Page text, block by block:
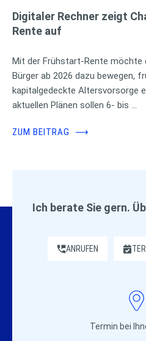
Digitaler Rechner zeigt
Rente auf
Mit der Frühstart-Rente möchte
Bürger ab 2026 dazu bewegen,
kapitalgedeckte Altersvorsorge
aktuellen Plänen sollen 6- bis …
ZUM BEITRAG ⟶
Ich berate Sie gern.
ANRUFEN
Termin bei